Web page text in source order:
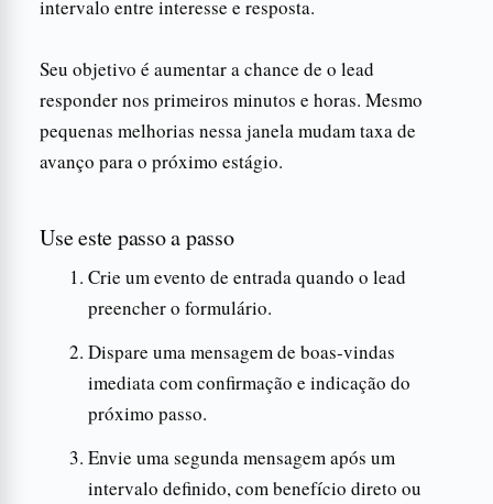
intervalo entre interesse e resposta.
Seu objetivo é aumentar a chance de o lead
responder nos primeiros minutos e horas. Mesmo
pequenas melhorias nessa janela mudam taxa de
avanço para o próximo estágio.
Use este passo a passo
Crie um evento de entrada quando o lead
preencher o formulário.
Dispare uma mensagem de boas-vindas
imediata com confirmação e indicação do
próximo passo.
Envie uma segunda mensagem após um
intervalo definido, com benefício direto ou